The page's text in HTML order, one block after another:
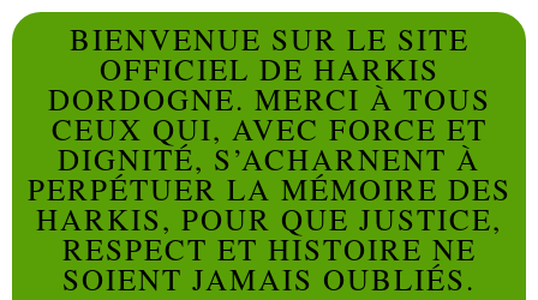
BIENVENUE SUR LE SITE
OFFICIEL DE HARKIS
DORDOGNE. MERCI À TOUS
CEUX QUI, AVEC FORCE ET
DIGNITÉ, S’ACHARNENT À
PERPÉTUER LA MÉMOIRE DES
HARKIS, POUR QUE JUSTICE,
RESPECT ET HISTOIRE NE
SOIENT JAMAIS OUBLIÉS.